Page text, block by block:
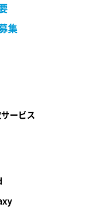
集
ービス